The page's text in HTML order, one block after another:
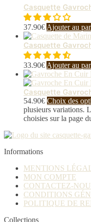
Casquette
37.90€ Ajouter au
Casquette
33.90€ Ajouter au
Casquette
54.90€ Choix des
plusieurs variations.
choisies sur la page
Informations
MENTIONS
MON COMPTE
CONTACTEZ-
CONDITIONS
POLITIQUE DE
Collections